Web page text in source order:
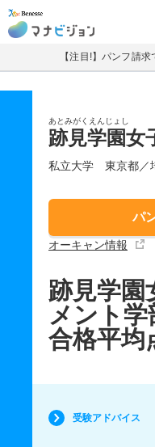
マナビジョン
【注目!】パンフ請
あとみがくえんじょし
跡見学園女
私立大学 東京都／
パ
オーキャン情報
跡見学園
メント学
合格平均
受験アドバイス